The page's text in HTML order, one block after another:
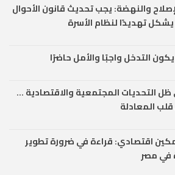
والنهضة: يجب تحديث قانون الأحوال
تهديدًا لنظام الأسرة
التدخل واجبًا والأمل حاضرًا
التحديات المجتمعية والاقتصادية …
المعادلة
اقتصادي: قراءة في ضرورة تطوير
في مصر